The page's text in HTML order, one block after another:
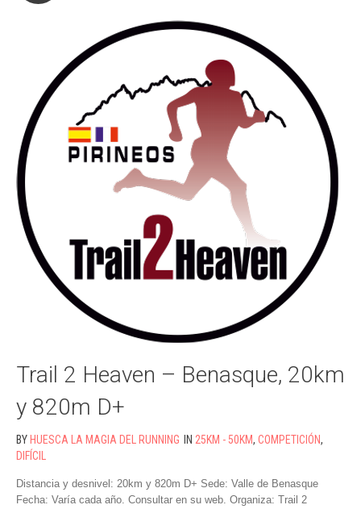
Trail 2 Heaven – Benasque, 20km
y 820m D+
BY HUESCA LA MAGIA DEL RUNNING IN 25KM - 50KM, COMPETICIÓN,
DIFÍCIL
Distancia y desnivel: 20km y 820m D+ Sede: Valle de Benasque
Fecha: Varía cada año. Consultar en su web. Organiza: Trail 2